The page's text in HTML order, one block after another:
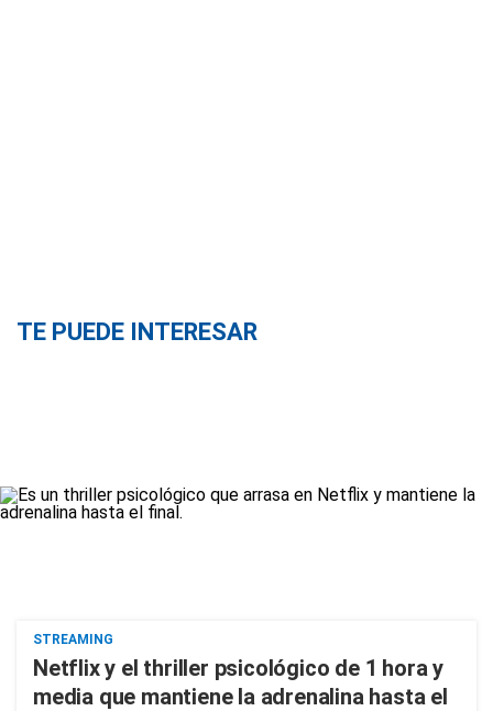
TE PUEDE INTERESAR
STREAMING
Netflix y el thriller psicológico de 1 hora y
media que mantiene la adrenalina hasta el